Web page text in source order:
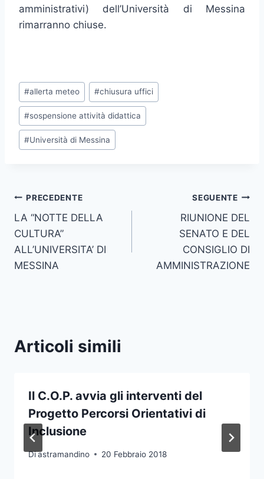
amministrativi) dell’Università di Messina
rimarranno chiuse.
Tag
articolo:
#allerta meteo #chiusura uffici
#sospensione attività didattica
#Università di Messina
Navigazione
articoli
PRECEDENTE
LA “NOTTE DELLA
CULTURA”
ALL’UNIVERSITA’ DI
MESSINA
SEGUENTE
RIUNIONE DEL
SENATO E DEL
CONSIGLIO DI
AMMINISTRAZIONE
Articoli simili
Il C.O.P. avvia gli interventi del
Progetto Percorsi Orientativi di
Inclusione
Diastramandino 20 Febbraio 2018